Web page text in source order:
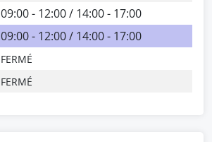
09:00 - 12:00 / 14:00 - 17:00
09:00 - 12:00 / 14:00 - 17:00
FERMÉ
FERMÉ